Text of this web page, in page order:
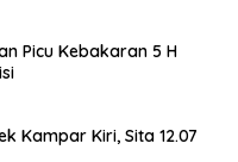
Picu Kebakaran 5 H
Kampar Kiri, Sita 12.07